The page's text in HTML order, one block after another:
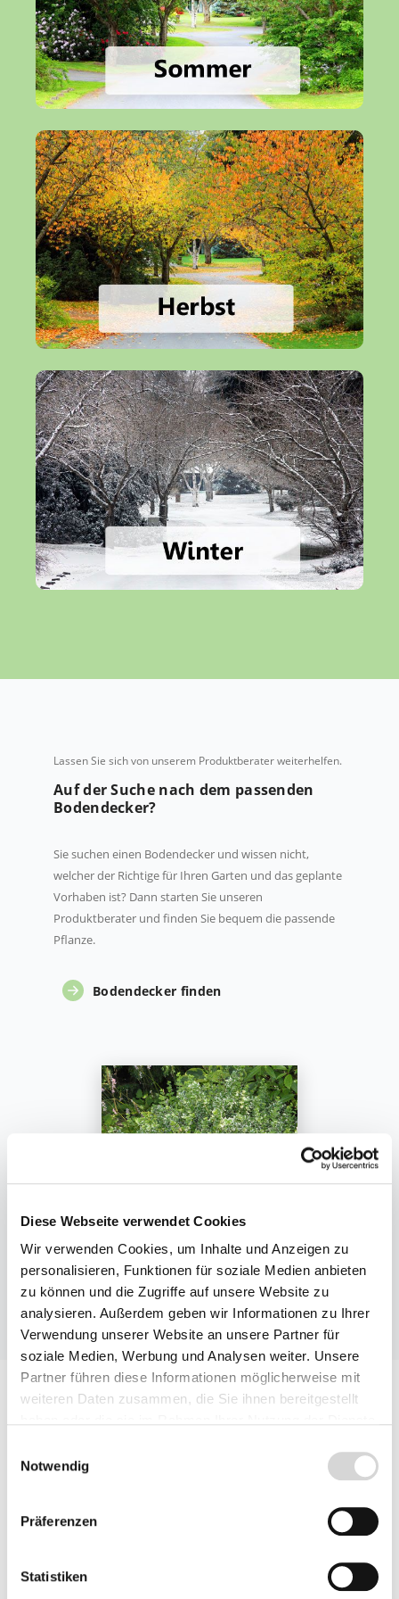
Diese Webseite verwendet Cookies
Wir verwenden Cookies, um Inhalte und Anzeigen zu
personalisieren, Funktionen für soziale Medien anbieten
zu können und die Zugriffe auf unsere Website zu
analysieren. Außerdem geben wir Informationen zu Ihrer
Verwendung unserer Website an unsere Partner für
soziale Medien, Werbung und Analysen weiter. Unsere
Partner führen diese Informationen möglicherweise mit
weiteren Daten zusammen, die Sie ihnen bereitgestellt
Notwendig
Präferenzen
Statistiken
Lassen Sie sich von unserem Produktberater weiterhelfen.
Auf der Suche nach dem passenden
Bodendecker?
Sie suchen einen Bodendecker und wissen nicht,
welcher der Richtige für Ihren Garten und das geplante
Vorhaben ist? Dann starten Sie unseren
Produktberater und finden Sie bequem die passende
Pflanze.
Bodendecker finden